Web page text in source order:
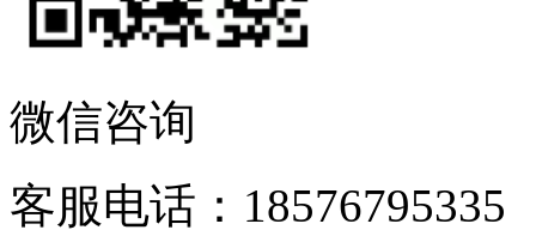
微信咨询
客服电话：18576795335